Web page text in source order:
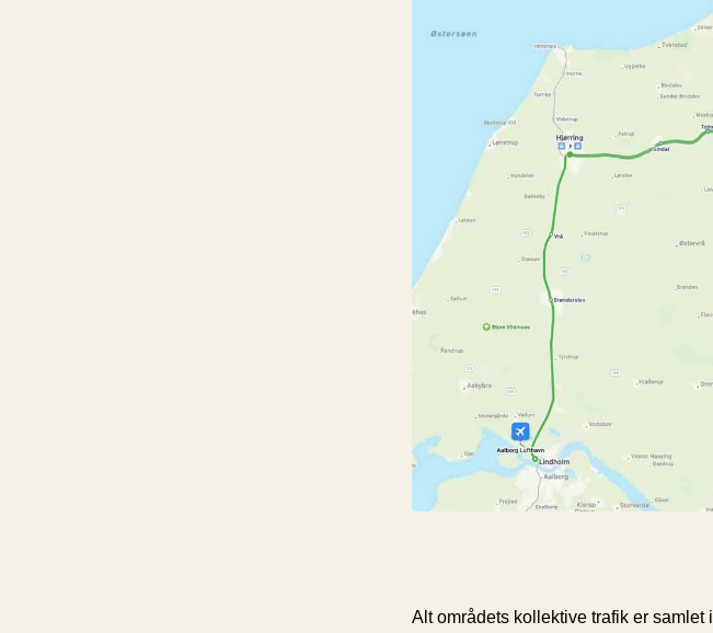
Alt områdets kollektive trafik er samlet i